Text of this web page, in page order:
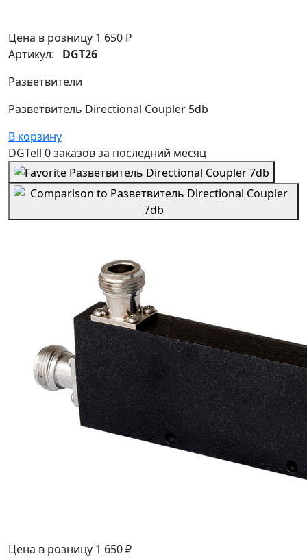
Цена в розницу 1 650 ₽
Артикул: DGT26
Разветвители
Разветвитель Directional Coupler 5db
В корзину
DGTell 0 заказовза последний месяц
Цена в розницу 1 650 ₽